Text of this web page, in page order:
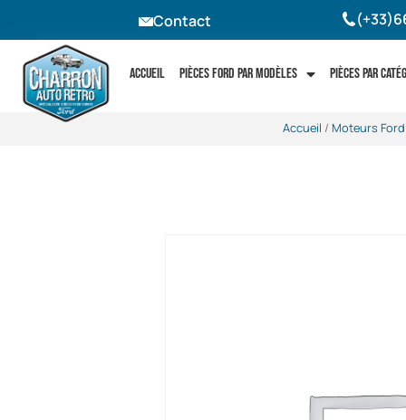
Contact
Accueil Pièces Ford par modèles Pièces par
Accueil / Moteurs Ford